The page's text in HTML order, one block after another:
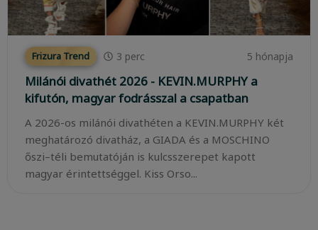
Frizura Trend 3 perc 5 hónapja
Milánói divathét 2026 - KEVIN.MURPHY a
kifutón, magyar fodrásszal a csapatban
A 2026-os milánói divathéten a KEVIN.MURPHY két
meghatározó divatház, a GIADA és a MOSCHINO
őszi–téli bemutatóján is kulcsszerepet kapott
magyar érintettséggel. Kiss Orso...